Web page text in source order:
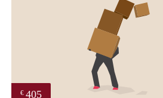
€ 405